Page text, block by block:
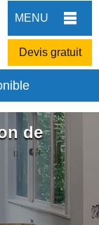
MENU
Devis gratuit
de